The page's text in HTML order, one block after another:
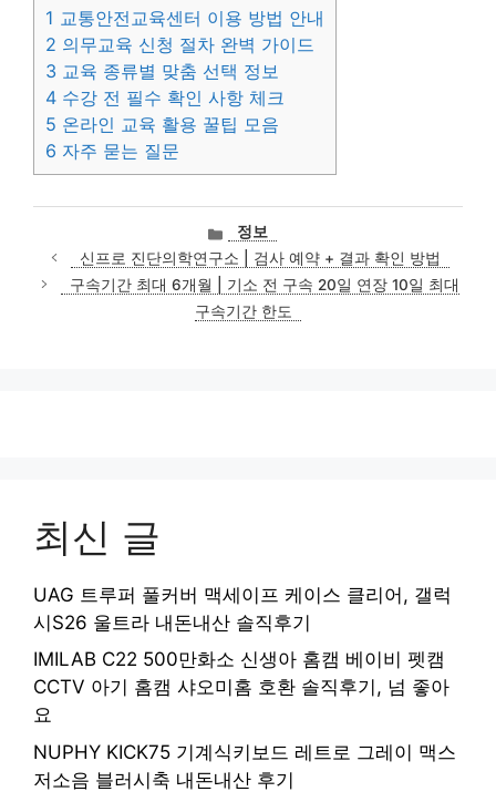
1 교통안전교육센터 이용 방법 안내
2 의무교육 신청 절차 완벽 가이드
3 교육 종류별 맞춤 선택 정보
4 수강 전 필수 확인 사항 체크
5 온라인 교육 활용 꿀팁 모음
6 자주 묻는 질문
카
테
고
리
정보
신프로 진단의학연구소 | 검사 예약 + 결과 확인 방법
구속기간 최대 6개월 | 기소 전 구속 20일 연장 10일 최대
구속기간 한도
최신 글
UAG 트루퍼 풀커버 맥세이프 케이스 클리어, 갤럭
시S26 울트라 내돈내산 솔직후기
IMILAB C22 500만화소 신생아 홈캠 베이비 펫캠
CCTV 아기 홈캠 샤오미홈 호환 솔직후기, 넘 좋아
요
NUPHY KICK75 기계식키보드 레트로 그레이 맥스
저소음 블러시축 내돈내산 후기